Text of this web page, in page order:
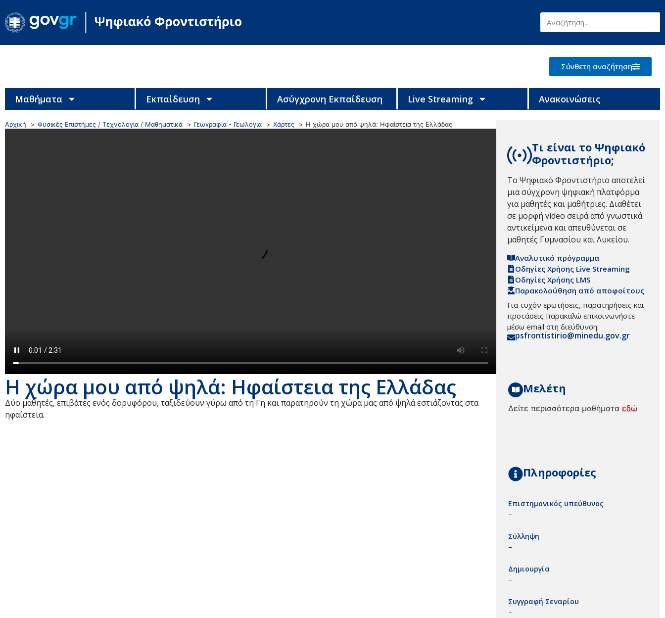
Σύνθετη αναζήτηση
Μαθήματα Εκπαίδευση Ασύγχρονη Εκπαίδευση Live Streaming Ανακοινώσεις
Αρχική Φυσικές Επιστήμες / Τεχνολογία / Μαθηματικά Γεωγραφία - Γεωλογία Χάρτες Η χώρα μου από ψηλά: Ηφαίστεια της Ελλάδας
Η χώρα μου από ψηλά: Ηφαίστεια της Ελλάδας
Δύο μαθητές, επιβάτες ενός δορυφόρου, ταξιδεύουν γύρω από τη Γη και παρατηρούν τη χώρα μας από ψηλά εστιάζοντας στα
ηφαίστεια.
Τι είναι το Ψηφιακό
Φροντιστήριο;
Το Ψηφιακό Φροντιστήριο αποτελεί
μια σύγχρονη ψηφιακή πλατφόρμα
για μαθητές και μαθήτριες. Διαθέτει
σε μορφή video σειρά από γνωστικά
αντικείμενα και απευθύνεται σε
μαθητές Γυμνασίου και Λυκείου.
Αναλυτικό πρόγραμμα
Οδηγίες Χρήσης Live Streaming
Οδηγίες Χρήσης LMS
Παρακολούθηση από αποφοίτους
Για τυχόν ερωτήσεις, παρατηρήσεις και
προτάσεις παρακαλώ επικοινωνήστε
μέσω email στη διεύθυνση:
psfrontistirio@minedu.gov.gr
Μελέτη
Δείτε περισσότερα μαθήματα εδώ
Πληροφορίες
Επιστημονικός υπεύθυνος
–
Σύλληψη
–
Δημιουργία
–
Συγγραφή Σεναρίου
–